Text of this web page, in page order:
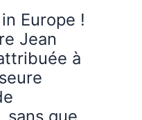
Europe !
Jean
à
sans que